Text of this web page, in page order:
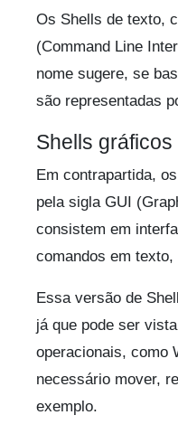
Os Shells de texto,
(Command Line
nome sugere, se
são representadas
Shells gráficos
Em contrapartida,
pela sigla GUI
consistem em
comandos em texto,
Essa versão de
já que pode ser
operacionais, como
necessário mover,
exemplo.